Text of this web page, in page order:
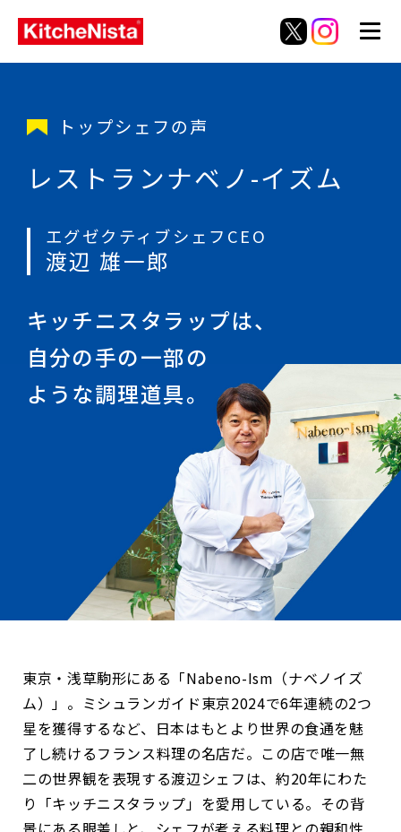
トップシェフの声
レストランナベノ-イズム
エグゼクティブシェフCEO
渡辺 雄一郎
キッチニスタラップは、
自分の手の一部の
ような調理道具。
東京・浅草駒形にある「Nabeno-Ism（ナベノイズ
ム）」。ミシュランガイド東京2024で6年連続の2つ
星を獲得するなど、日本はもとより世界の食通を魅
了し続けるフランス料理の名店だ。この店で唯一無
二の世界観を表現する渡辺シェフは、約20年にわた
り「キッチニスタラップ」を愛用している。その背